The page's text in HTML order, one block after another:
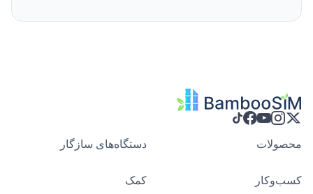
محصولات دستگاه‌های سازگار
کسب‌وکار کمک